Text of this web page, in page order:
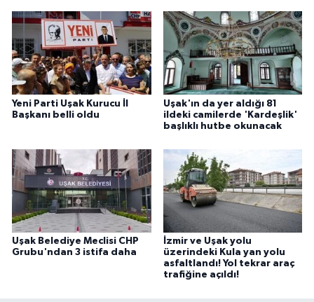
Yeni Parti Uşak Kurucu İl
Başkanı belli oldu
Uşak'ın da yer aldığı 81
ildeki camilerde 'Kardeşlik'
başlıklı hutbe okunacak
Uşak Belediye Meclisi CHP
Grubu'ndan 3 istifa daha
İzmir ve Uşak yolu
üzerindeki Kula yan yolu
asfaltlandı! Yol tekrar araç
trafiğine açıldı!